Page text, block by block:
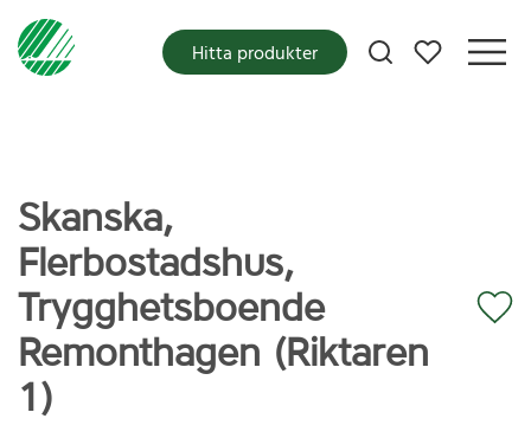
Mina favoriter
Hitta produkter
Skanska,
Flerbostadshus,
Trygghetsboende
Remonthagen (Riktaren
1)